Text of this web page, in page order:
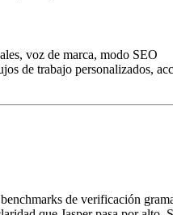
voz de marca, modo SEO
de trabajo personalizados,
de verificación